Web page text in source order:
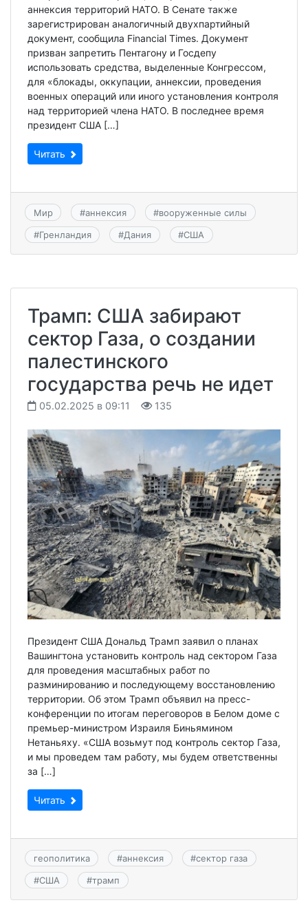
аннексия территорий НАТО. В Сенате также
зарегистрирован аналогичный двухпартийный
документ, сообщила Financial Times. Документ
призван запретить Пентагону и Госдепу
использовать средства, выделенные Конгрессом,
для «блокады, оккупации, аннексии, проведения
военных операций или иного установления контроля
над территорией члена НАТО. В последнее время
президент США […]
Читать
Мир #аннексия #вооруженные силы
#Гренландия #Дания #США
Трамп: США забирают
сектор Газа, о создании
палестинского
государства речь не идет
05.02.2025 в 09:11 135
Президент США Дональд Трамп заявил о планах
Вашингтона установить контроль над сектором Газа
для проведения масштабных работ по
разминированию и последующему восстановлению
территории. Об этом Трамп объявил на пресс-
конференции по итогам переговоров в Белом доме с
премьер-министром Израиля Биньямином
Нетаньяху. «США возьмут под контроль сектор Газа,
и мы проведем там работу, мы будем ответственны
за […]
Читать
геополитика #аннексия #сектор газа
#США #трамп